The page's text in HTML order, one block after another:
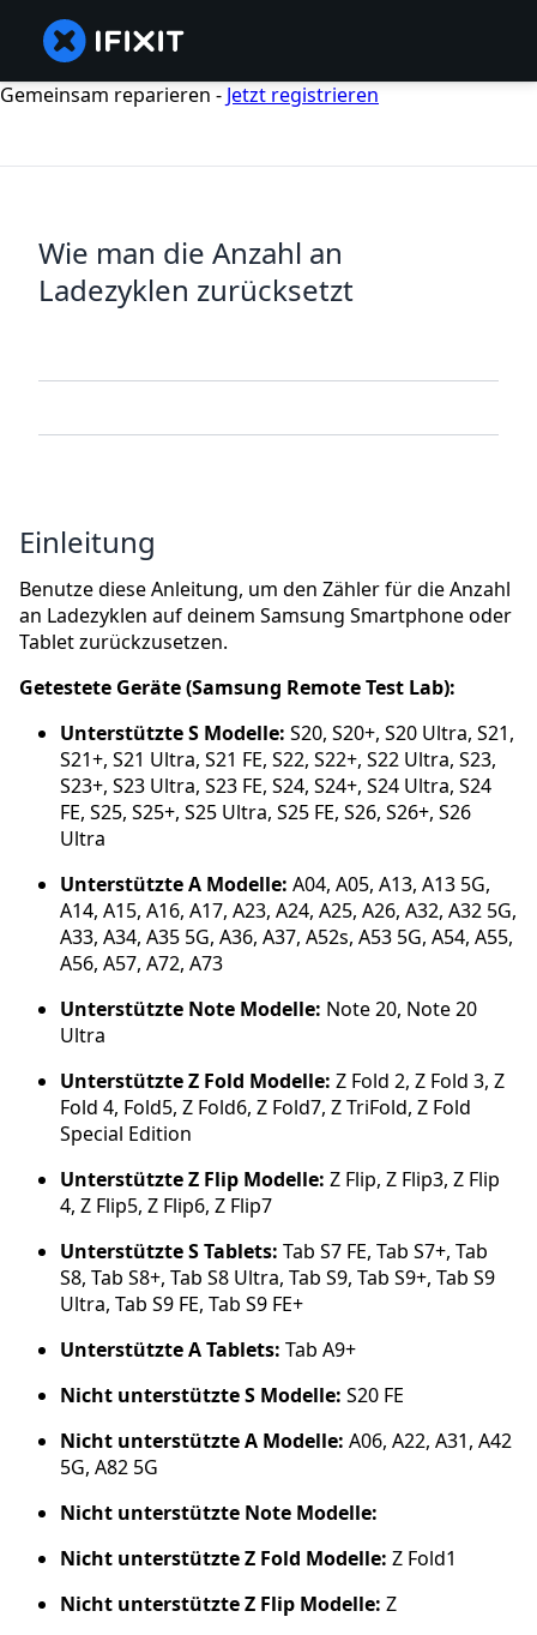
Gemeinsam reparieren - Jetzt registrieren
Wie man die Anzahl an
Ladezyklen zurücksetzt
Einleitung
Benutze diese Anleitung, um den Zähler für die Anzahl
an Ladezyklen auf deinem Samsung Smartphone oder
Tablet zurückzusetzen.
Getestete Geräte (Samsung Remote Test Lab):
Unterstützte S Modelle: S20, S20+, S20 Ultra, S21,
S21+, S21 Ultra, S21 FE, S22, S22+, S22 Ultra, S23,
S23+, S23 Ultra, S23 FE, S24, S24+, S24 Ultra, S24
FE, S25, S25+, S25 Ultra, S25 FE, S26, S26+, S26
Ultra
Unterstützte A Modelle: A04, A05, A13, A13 5G,
A14, A15, A16, A17, A23, A24, A25, A26, A32, A32 5G,
A33, A34, A35 5G, A36, A37, A52s, A53 5G, A54, A55,
A56, A57, A72, A73
Unterstützte Note Modelle: Note 20, Note 20
Ultra
Unterstützte Z Fold Modelle: Z Fold 2, Z Fold 3, Z
Fold 4, Fold5, Z Fold6, Z Fold7, Z TriFold, Z Fold
Special Edition
Unterstützte Z Flip Modelle: Z Flip, Z Flip3, Z Flip
4, Z Flip5, Z Flip6, Z Flip7
Unterstützte S Tablets: Tab S7 FE, Tab S7+, Tab
S8, Tab S8+, Tab S8 Ultra, Tab S9, Tab S9+, Tab S9
Ultra, Tab S9 FE, Tab S9 FE+
Unterstützte A Tablets: Tab A9+
Nicht unterstützte S Modelle: S20 FE
Nicht unterstützte A Modelle: A06, A22, A31, A42
5G, A82 5G
Nicht unterstützte Note Modelle:
Nicht unterstützte Z Fold Modelle: Z Fold1
Nicht unterstützte Z Flip Modelle: Z